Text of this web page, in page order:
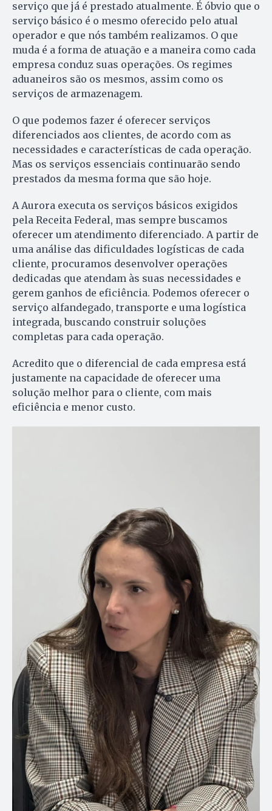
serviço que já é prestado atualmente. É óbvio que o
serviço básico é o mesmo oferecido pelo atual
operador e que nós também realizamos. O que
muda é a forma de atuação e a maneira como cada
empresa conduz suas operações. Os regimes
aduaneiros são os mesmos, assim como os
serviços de armazenagem.
O que podemos fazer é oferecer serviços
diferenciados aos clientes, de acordo com as
necessidades e características de cada operação.
Mas os serviços essenciais continuarão sendo
prestados da mesma forma que são hoje.
A Aurora executa os serviços básicos exigidos
pela Receita Federal, mas sempre buscamos
oferecer um atendimento diferenciado. A partir de
uma análise das dificuldades logísticas de cada
cliente, procuramos desenvolver operações
dedicadas que atendam às suas necessidades e
gerem ganhos de eficiência. Podemos oferecer o
serviço alfandegado, transporte e uma logística
integrada, buscando construir soluções
completas para cada operação.
Acredito que o diferencial de cada empresa está
justamente na capacidade de oferecer uma
solução melhor para o cliente, com mais
eficiência e menor custo.